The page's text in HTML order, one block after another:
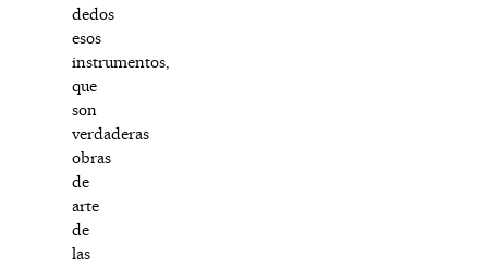
dedos
esos
instrumentos,
que
son
verdaderas
obras
de
arte
de
las